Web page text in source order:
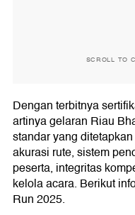
SCROLL TO
Dengan terbitnya
artinya gelaran Riau
standar yang
akurasi rute, sistem
peserta, integritas
kelola acara. Berikut
Run 2025.